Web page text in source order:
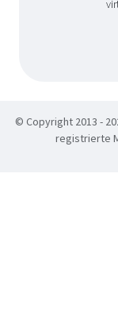
© Copyright 2013 -
registrierte